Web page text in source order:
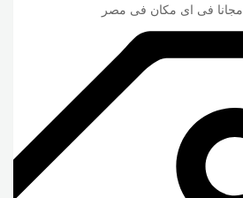
مجانا فى اى مكان فى مصر